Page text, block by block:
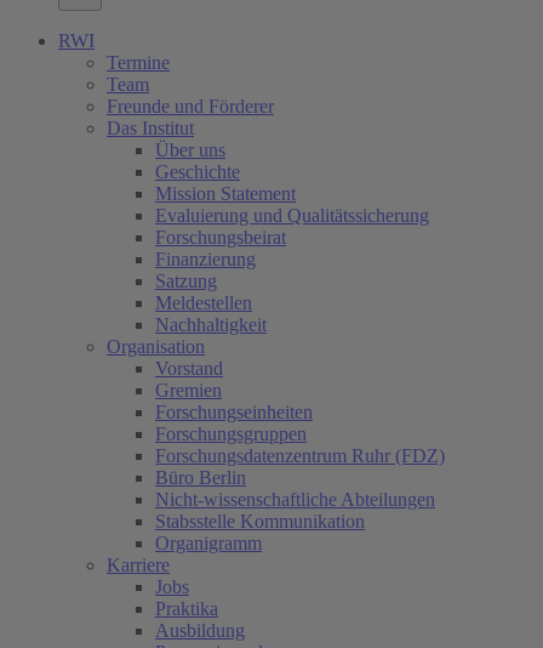
RWI
Termine
Team
Freunde und Förderer
Das Institut
Über uns
Geschichte
Mission Statement
Evaluierung und Qualitätssicherung
Forschungsbeirat
Finanzierung
Satzung
Meldestellen
Nachhaltigkeit
Organisation
Vorstand
Gremien
Forschungseinheiten
Forschungsgruppen
Forschungsdatenzentrum Ruhr (FDZ)
Büro Berlin
Nicht-wissenschaftliche Abteilungen
Stabsstelle Kommunikation
Organigramm
Karriere
Jobs
Praktika
Ausbildung